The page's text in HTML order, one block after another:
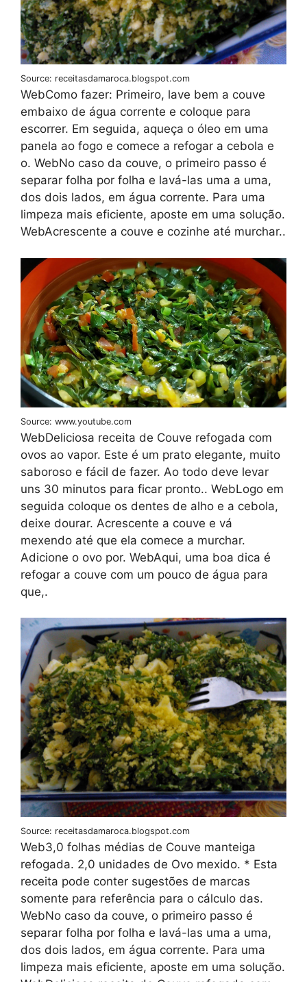
Source: receitasdamaroca.blogspot.com
WebComo fazer: Primeiro, lave bem a couve
embaixo de água corrente e coloque para
escorrer. Em seguida, aqueça o óleo em uma
panela ao fogo e comece a refogar a cebola e
o. WebNo caso da couve, o primeiro passo é
separar folha por folha e lavá-las uma a uma,
dos dois lados, em água corrente. Para uma
limpeza mais eficiente, aposte em uma solução.
WebAcrescente a couve e cozinhe até murchar..
Source: www.youtube.com
WebDeliciosa receita de Couve refogada com
ovos ao vapor. Este é um prato elegante, muito
saboroso e fácil de fazer. Ao todo deve levar
uns 30 minutos para ficar pronto.. WebLogo em
seguida coloque os dentes de alho e a cebola,
deixe dourar. Acrescente a couve e vá
mexendo até que ela comece a murchar.
Adicione o ovo por. WebAqui, uma boa dica é
refogar a couve com um pouco de água para
que,.
Source: receitasdamaroca.blogspot.com
Web3,0 folhas médias de Couve manteiga
refogada. 2,0 unidades de Ovo mexido. * Esta
receita pode conter sugestões de marcas
somente para referência para o cálculo das.
WebNo caso da couve, o primeiro passo é
separar folha por folha e lavá-las uma a uma,
dos dois lados, em água corrente. Para uma
limpeza mais eficiente, aposte em uma solução.